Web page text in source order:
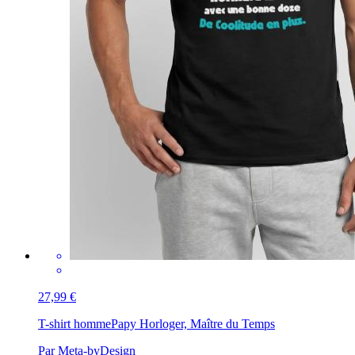
27,99 €
T-shirt hommePapy Horloger, Maître du Temps
Par Meta-byDesign